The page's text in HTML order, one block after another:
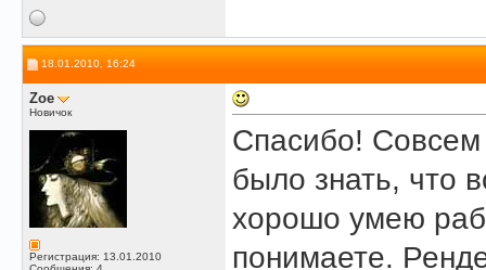
18.01.2010, 16:24
Zoe
Новичок
Регистрация: 13.01.2010
Спасибо! Совсем
было знать, что
хорошо умею
понимаете.